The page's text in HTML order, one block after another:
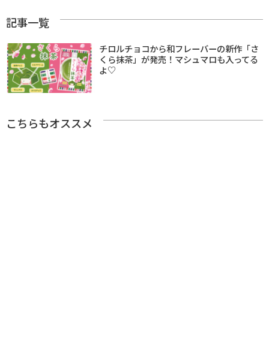
記事一覧
チロルチョコから和フレーバーの新作「さ
くら抹茶」が発売！マシュマロも入ってる
よ♡
こちらもオススメ